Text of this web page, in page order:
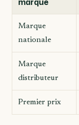
Marque
nationale
Marque
distributeur
Premier prix